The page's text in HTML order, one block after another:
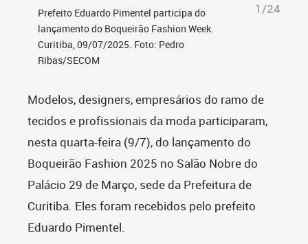
Prefeito Eduardo Pimentel participa do
lançamento do Boqueirão Fashion Week.
Curitiba, 09/07/2025. Foto: Pedro
Ribas/SECOM
1/24
Modelos, designers, empresários do ramo de
tecidos e profissionais da moda participaram,
nesta quarta-feira (9/7), do lançamento do
Boqueirão Fashion 2025 no Salão Nobre do
Palácio 29 de Março, sede da Prefeitura de
Curitiba. Eles foram recebidos pelo prefeito
Eduardo Pimentel.